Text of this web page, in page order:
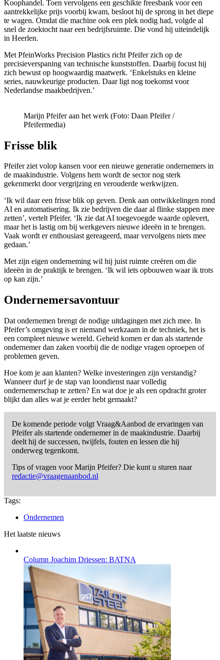
Koophandel. Toen vervolgens een geschikte freesbank voor een
aantrekkelijke prijs voorbij kwam, besloot hij de sprong in het diepe
te wagen. Omdat die machine ook een plek nodig had, volgde al
snel de zoektocht naar een bedrijfsruimte. Die vond hij uiteindelijk
in Heerlen.
Met PfeinWorks Precision Plastics richt Pfeifer zich op de
precisieverspaning van technische kunststoffen. Daarbij focust hij
zich bewust op hoogwaardig maatwerk. ‘Enkelstuks en kleine
series, nauwkeurige producten. Daar ligt nog toekomst voor
Nederlandse maakbedrijven.’
Marijn Pfeifer aan het werk (Foto: Daan Pfeifer /
Pfeifermedia)
Frisse blik
Pfeifer ziet volop kansen voor een nieuwe generatie ondernemers in
de maakindustrie. Volgens hem wordt de sector nog sterk
gekenmerkt door vergrijzing en verouderde werkwijzen.
‘Ik wil daar een frisse blik op geven. Denk aan ontwikkelingen rond
AI en automatisering. Ik zie bedrijven die daar al flinke stappen mee
zetten’, vertelt Pfeifer. ‘Ik zie dat AI toegevoegde waarde oplevert,
maar het is lastig om bij werkgevers nieuwe ideeën in te brengen.
Vaak wordt er enthousiast gereageerd, maar vervolgens niets mee
gedaan.’
Met zijn eigen onderneming wil hij juist ruimte creëren om die
ideeën in de praktijk te brengen. ‘Ik wil iets opbouwen waar ik trots
op kan zijn.’
Ondernemersavontuur
Dat ondernemen brengt de nodige uitdagingen met zich mee. In
Pfeifer’s omgeving is er niemand werkzaam in de techniek, het is
een compleet nieuwe wereld. Geheid komen er dan als startende
ondernemer dan zaken voorbij die de nodige vragen oproepen of
problemen geven.
Hoe kom je aan klanten? Welke investeringen zijn verstandig?
Wanneer durf je de stap van loondienst naar volledig
ondernemerschap te zetten? En wat doe je als een opdracht groter
blijkt dan alles wat je eerder hebt gemaakt?
De komende periode volgt Vraag&Aanbod de ervaringen van
Pfeifer als startende ondernemer in de maakindustrie. Daarbij
deelt hij de successen, twijfels, fouten en lessen die hij
onderweg tegenkomt.
Tips of vragen voor Marijn Pfeifer? Die kunt u sturen naar
redactie@vraagenaanbod.nl
Tags:
Ondernemen
Het laatste nieuws
Column Joachim Driessen: BATNA